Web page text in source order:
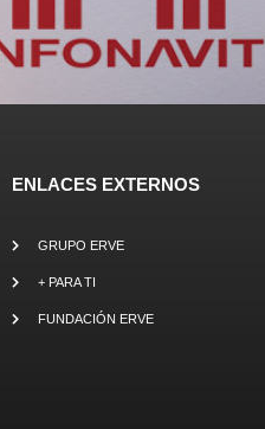
ENLACES EXTERNOS
GRUPO ERVE
+ PARA TI
FUNDACIÓN ERVE